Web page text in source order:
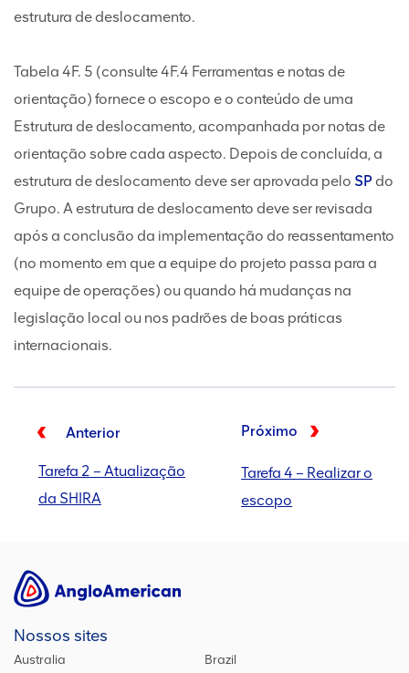
estrutura de deslocamento.
Tabela 4F. 5 (consulte 4F.4 Ferramentas e notas de
orientação) fornece o escopo e o conteúdo de uma
Estrutura de deslocamento, acompanhada por notas de
orientação sobre cada aspecto. Depois de concluída, a
estrutura de deslocamento deve ser aprovada pelo SP do
Grupo. A estrutura de deslocamento deve ser revisada
após a conclusão da implementação do reassentamento
(no momento em que a equipe do projeto passa para a
equipe de operações) ou quando há mudanças na
legislação local ou nos padrões de boas práticas
internacionais.
Anterior
Tarefa 2 – Atualização
da SHIRA
Próximo
Tarefa 4 – Realizar o
escopo
Nossos sites
Australia Brazil